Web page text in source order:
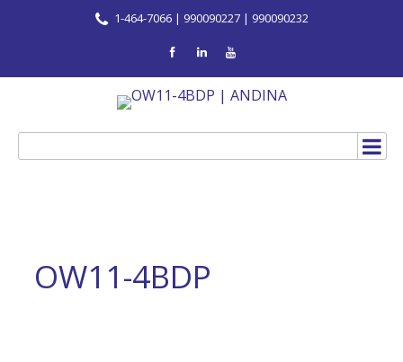
1-464-7066 | 990090227 | 990090232
OW11-4BDP